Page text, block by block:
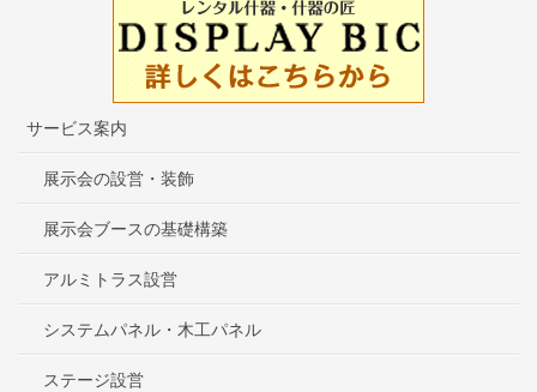
サービス案内
展示会の設営・装飾
展示会ブースの基礎構築
アルミトラス設営
システムパネル・木工パネル
ステージ設営